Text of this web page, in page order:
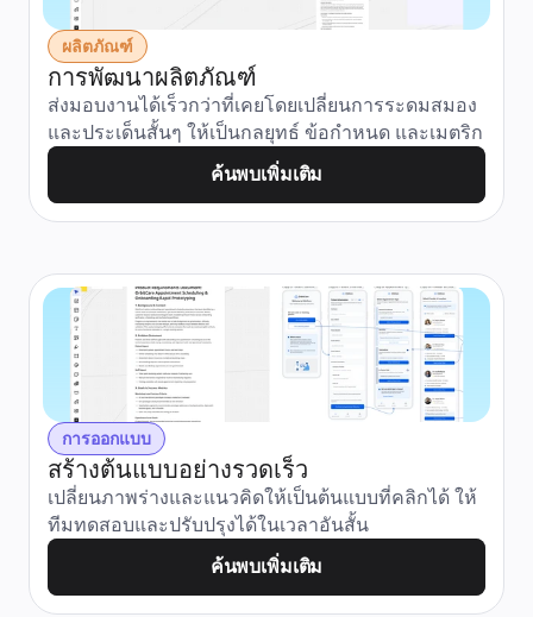
ผลิตภัณฑ์
การพัฒนาผลิตภัณฑ์
ส่งมอบงานได้เร็วกว่าที่เคยโดยเปลี่ยนการระดมสมอง
และประเด็นสั้นๆ ให้เป็นกลยุทธ์ ข้อกำหนด และเมตริก
ค้นพบเพิ่มเติม
การออกแบบ
สร้างต้นแบบอย่างรวดเร็ว
เปลี่ยนภาพร่างและแนวคิดให้เป็นต้นแบบที่คลิกได้ ให้
ทีมทดสอบและปรับปรุงได้ในเวลาอันสั้น
ค้นพบเพิ่มเติม